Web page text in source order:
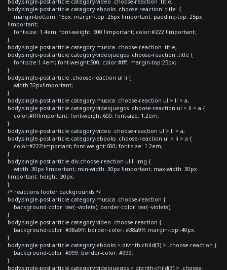
body.single-post article.category-ebooks .choose-reaction .title {
margin-bottom: 15px; margin-top: 25px !important; padding-top: 25px
!important;
font-size: 1.4em; font-weight: 600 !important; color:#222 !important;
}
body.single-post article.category-musica .choose-reaction .title,
body.single-post article.category-videojuegos .choose-reaction .title {
font-size:1.4em; font-weight:500; color:#fff; margin-top:25px;
}
body.single-post article .choose-reaction ul li {
width:32px!important;
}
body.single-post article.category-musica .choose-reaction ul > li > a,
body.single-post article.category-videojuegos .choose-reaction ul > li > a {
color:#fff!important; font-weight:600; font-size: 1.2em;
}
body.single-post article.category-video .choose-reaction ul > li > a,
body.single-post article.category-ebooks .choose-reaction ul > li > a {
color:#222!important; font-weight:600; font-size: 1.2em;
}
body.single-post article div.choose-reaction ul li img {
width: 30px !important; min-width: 30px !important; max-width: 30px
!important; height: 30px;
}
/* reactions footer backgrounds */
body.single-post article.category-musica .choose-reaction {
background-color: var(--violeta); border-color: var(--violeta);
}
body.single-post article.category-video .choose-reaction {
background-color: #38a9ff; border-color: #38a9ff; margin-top:-40px;
}
body.single-post article.category-ebooks > div:nth-child(3) > .choose-reaction {
background-color: #999; border-color: #999;
}
body.single-post article.category-videojuegos > div:nth-child(3) > .choose-